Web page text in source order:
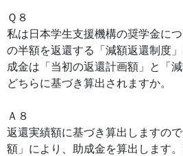
Ｑ８
私は日本学生支援機構の奨学金に
の半額を返還する「減額返還制度
成金は「当初の返還計画額」と「
どちらに基づき算出されますか。
Ａ８
返還実績額に基づき算出しますの
額」により、助成金を算出します